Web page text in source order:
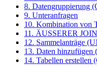
8. Datengruppierung
9. Unteranfragen
10. Kombination von
11. ÄUSSERER JOIN
12. Sammelanträge
13. Daten
14. Tabellen